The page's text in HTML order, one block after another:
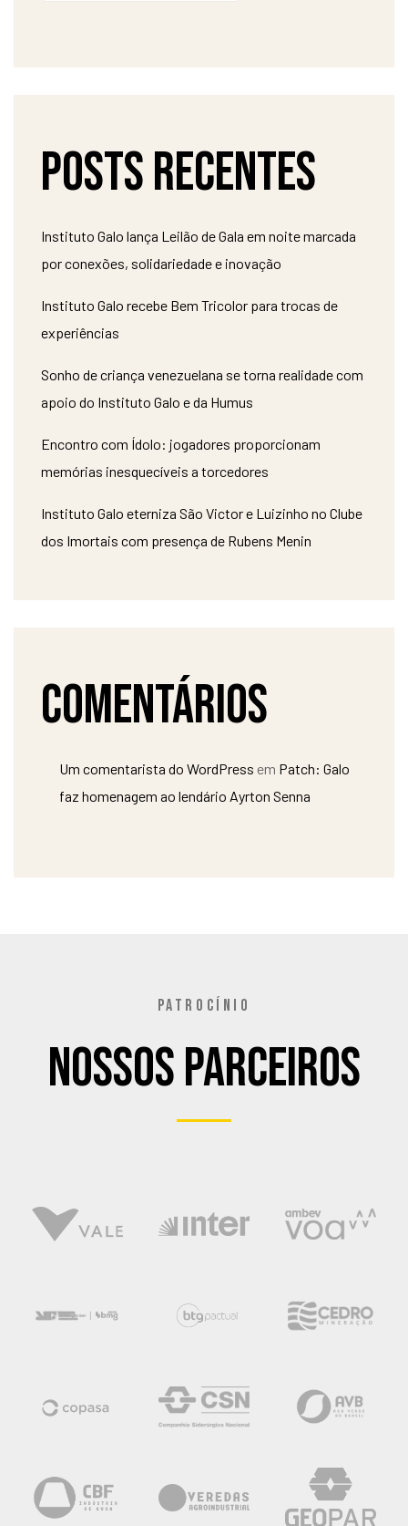
Posts recentes
Instituto Galo lança Leilão de Gala em noite marcada
por conexões, solidariedade e inovação
Instituto Galo recebe Bem Tricolor para trocas de
experiências
Sonho de criança venezuelana se torna realidade com
apoio do Instituto Galo e da Humus
Encontro com Ídolo: jogadores proporcionam
memórias inesquecíveis a torcedores
Instituto Galo eterniza São Victor e Luizinho no Clube
dos Imortais com presença de Rubens Menin
Comentários
Um comentarista do WordPress em Patch: Galo
faz homenagem ao lendário Ayrton Senna
PATROCÍNIO
Nossos Parceiros